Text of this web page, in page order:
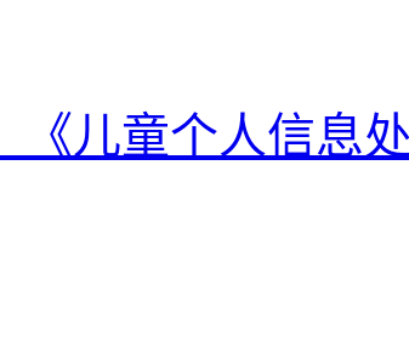
《儿童个人信息